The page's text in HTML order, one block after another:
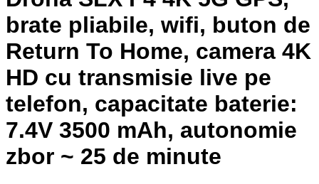
brate pliabile, wifi, buton de
Return To Home, camera 4K
HD cu transmisie live pe
telefon, capacitate baterie:
7.4V 3500 mAh, autonomie
zbor ~ 25 de minute